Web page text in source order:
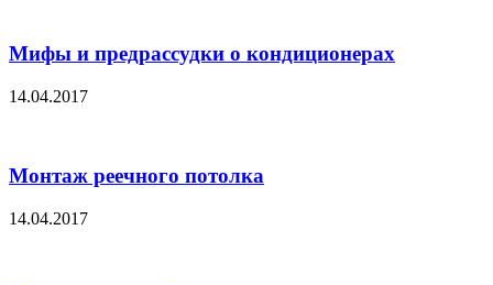
Мифы и предрассудки о кондиционерах
14.04.2017
Монтаж реечного потолка
14.04.2017